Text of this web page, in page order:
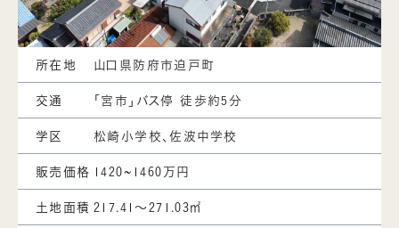
所在地 山口県防府市迫戸町
交通 「宮市」バス停 徒歩約5分
学区 松崎小学校、佐波中学校
販売価格 1420~1460万円
土地面積 217.41～271.03㎡